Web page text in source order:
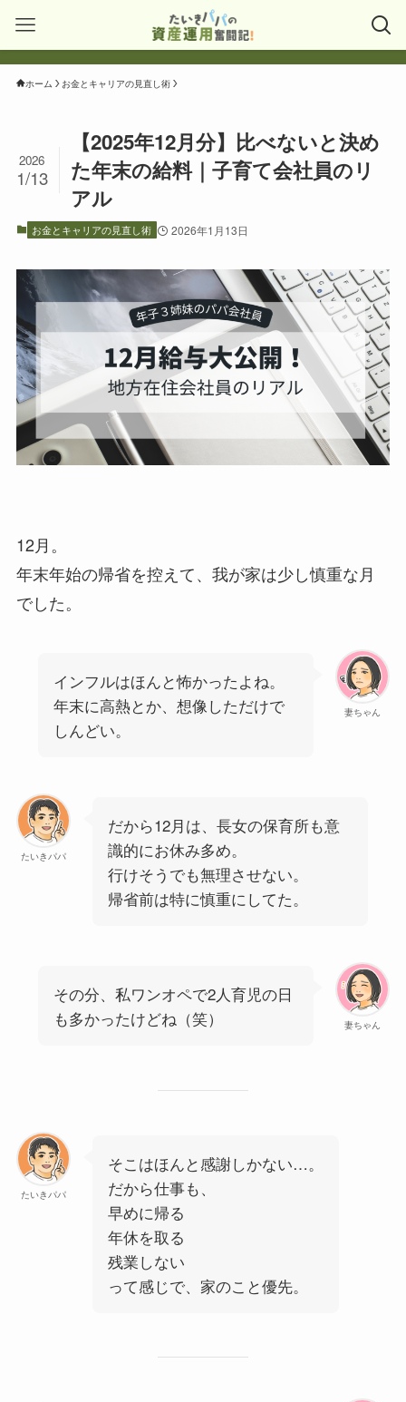
ホーム お金とキャリアの見直し術
【2025年12月分】比べないと決め
た年末の給料｜子育て会社員のリ
アル
2026
1/13
お金とキャリアの見直し術 2026年1月13日
12月。
年末年始の帰省を控えて、我が家は少し慎重な月
でした。
妻ちゃん
インフルはほんと怖かったよね。
年末に高熱とか、想像しただけで
しんどい。
たいきパパ
だから12月は、長女の保育所も意
識的にお休み多め。
行けそうでも無理させない。
帰省前は特に慎重にしてた。
妻ちゃん
その分、私ワンオペで2人育児の日
も多かったけどね（笑）
たいきパパ
そこはほんと感謝しかない…。
だから仕事も、
早めに帰る
年休を取る
残業しない
って感じで、家のこと優先。